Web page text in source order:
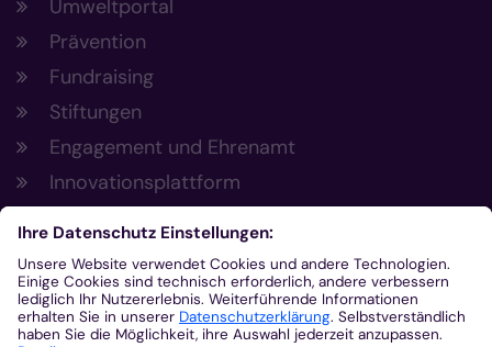
Umweltportal
Prävention
Fundraising
Stiftungen
Engagement und Ehrenamt
Innovationsplattform
Aus der Plattform
Nachrichten
Veranstaltungen